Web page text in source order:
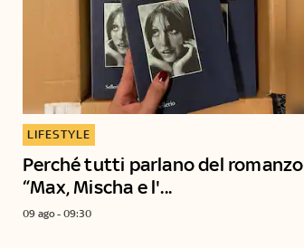
Perché tutti parlano del romanzo
“Max, Mischa e l'...
LIFESTYLE
09 ago - 09:30